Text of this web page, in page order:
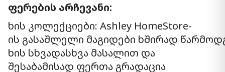
ფერების არჩევანი:
ხის კოლექციები: Ashley HomeStore-
ის გასაშლელი მაგიდები ხშირად
ხის სხვადასხვა მასალით და
შესაბამისად ფერთა გრადაცია